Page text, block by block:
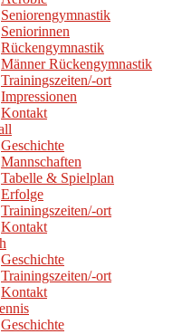
Seniorengymnastik
Seniorinnen
Rückengymnastik
Männer Rückengymnastik
Trainingszeiten/-ort
Impressionen
Kontakt
Geschichte
Mannschaften
Tabelle & Spielplan
Erfolge
Trainingszeiten/-ort
Kontakt
Geschichte
Trainingszeiten/-ort
Kontakt
Geschichte